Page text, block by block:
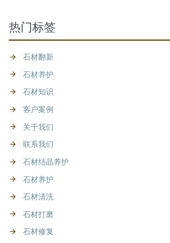
热门标签
石材翻新
石材养护
石材知识
客户案例
关于我们
联系我们
石材结晶养护
石材养护
石材清洗
石材打磨
石材修复